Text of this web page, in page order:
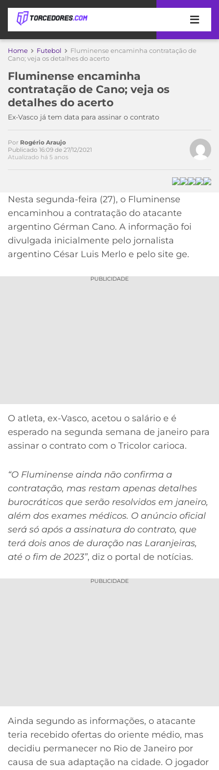
APOSTAS
DE
APOSTA
MELHORES
SITES
DE
APOSTAS
2026
PROMOCIONAL
BETBOOM
CÓDIGO
DE
INDICAÇÃO
ONLINE
MELHORES
CASSINOS
ONLINE
COPA
DO
MUNDO
TIMES
MEU
PALMEIRAS
CORINTHIANS
VASCO
INTERNACIONAL
ATLÉTICO
MG
CRUZEIRO
CAMPEONATOS
BRASILEIRÃO
SÉRIE
A
LIBERTADORES
LIGA
DOS
CAMPEÕES
MÍDIA
ESPORTIVA
MERCADO
DA
BOLA
Home Futebol
Fluminense encaminha contratação de
Cano; veja os detalhes do acerto
Fluminense encaminha
contratação de Cano; veja os
detalhes do acerto
Ex-Vasco já tem data para assinar o contrato
Acesse o perfil do autor
Por Rogério Araujo
Publicado 16:09 de 27/12/2021
Atualizado há 5 anos
Nesta segunda-feira (27), o Fluminense
encaminhou a contratação do atacante
argentino Gérman Cano. A informação foi
divulgada inicialmente pelo jornalista
argentino César Luis Merlo e pelo site ge.
PUBLICIDADE
O atleta, ex-Vasco, acetou o salário e é
esperado na segunda semana de janeiro para
assinar o contrato com o Tricolor carioca.
“O Fluminense ainda não confirma a
contratação, mas restam apenas detalhes
burocráticos que serão resolvidos em janeiro,
além dos exames médicos. O anúncio oficial
será só após a assinatura do contrato, que
terá dois anos de duração nas Laranjeiras,
até o fim de 2023”, diz o portal de notícias.
PUBLICIDADE
Ainda segundo as informações, o atacante
teria recebido ofertas do oriente médio, mas
decidiu permanecer no Rio de Janeiro por
causa de sua adaptação na cidade. O jogador